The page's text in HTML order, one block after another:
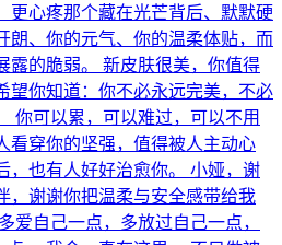
更心疼那个藏在光芒背后、默默硬
朗、你的元气、你的温柔体贴，而
露的脆弱。 新皮肤很美，你值得
望你知道：你不必永远完美，不必
你可以累，可以难过，可以不用
看穿你的坚强，值得被人主动心
，也有人好好治愈你。 小娅，谢
，谢谢你把温柔与安全感带给我
爱自己一点，多放过自己一点，